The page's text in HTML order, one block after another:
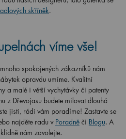
skříněk.
víme vše!
spokojených zákazníků nám
opravdu umíme. Kvalitní
a malé i větší vychytávky či patenty
z Dřevojasu budete milovat dlouhá
jisti, rádi vám poradíme! Zastavte se
najděte radu v Poradně či Blogu. A
nám zavolejte.